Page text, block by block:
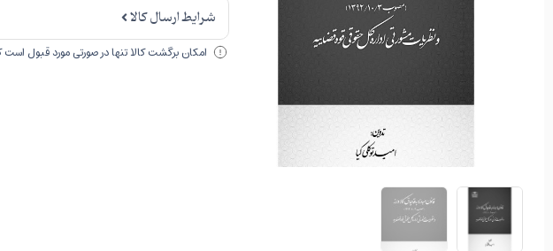
شرایط ارسال کالا
امکان برگشت کالا تنها در صورتی مورد قبول